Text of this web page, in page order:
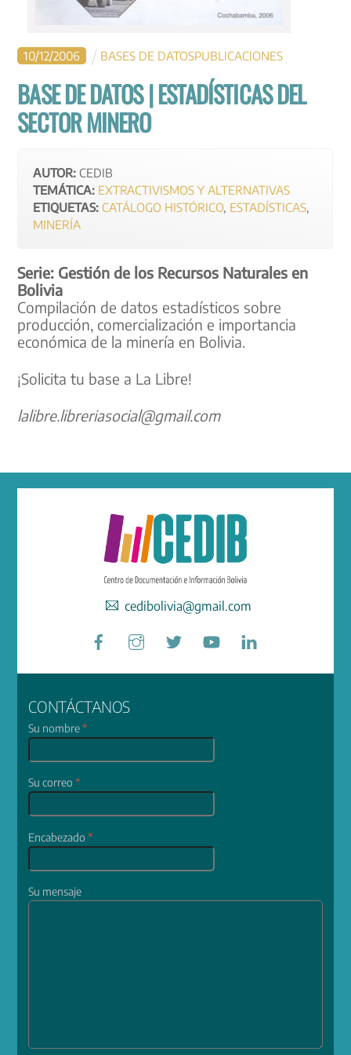
10/12/2006 BASES DE DATOSPUBLICACIONES
BASE DE DATOS | ESTADÍSTICAS DEL
SECTOR MINERO
AUTOR: CEDIB
TEMÁTICA: EXTRACTIVISMOS Y ALTERNATIVAS
ETIQUETAS: CATÁLOGO HISTÓRICO, ESTADÍSTICAS,
MINERÍA
Serie: Gestión de los Recursos Naturales en
Bolivia
Compilación de datos estadísticos sobre
producción, comercialización e importancia
económica de la minería en Bolivia.
¡Solicita tu base a La Libre!
lalibre.libreriasocial@gmail.com
cedibolivia@gmail.com
Facebook
CONTÁCTANOS
Su nombre*
Su correo*
Encabezado*
Su mensaje